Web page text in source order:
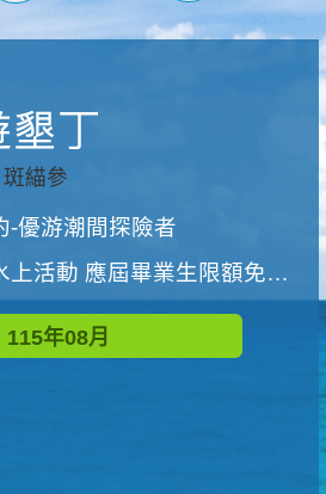
-優游潮間探險者
活動 應屆畢業生限額免費參加
115年08月